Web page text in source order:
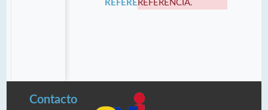
REFERENCIA:REFERENCIA.
Contacto